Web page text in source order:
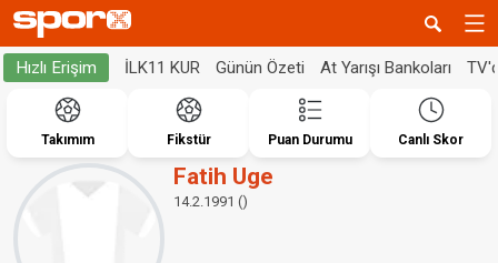
Hızlı Erişim İLK11 KUR Günün Özeti At Yarışı Bankoları
Takımım Fikstür Puan Durumu Canlı Skor
Fatih Uge
14.2.1991 ()